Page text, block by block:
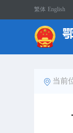
繁体 English
当前